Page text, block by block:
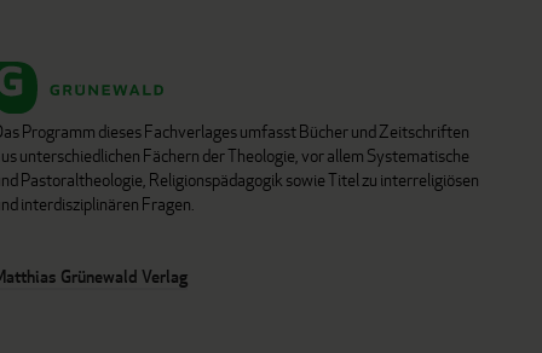
Programm dieses Fachverlages umfasst Bücher und Zeitschriften
unterschiedlichen Fächern der Theologie, vor allem Systematische
Pastoraltheologie, Religionspädagogik sowie Titel zu interreligiösen
interdisziplinären Fragen.
Grünewald Verlag